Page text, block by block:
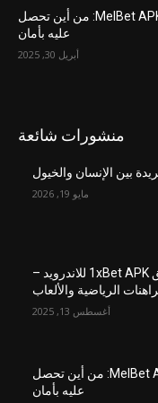
أحدث إصدار من MelBet APK: من أين تحصل
عليه بأمان
أبريل 30, 2025
منشورات شائعة
بين الإنسان والخيول
مايو 19, 2026
عنوان: تحميل تطبيق 1xBet APK للاندرويد –
الرياضية والألعاب
أغسطس 13, 2025
أحدث إصدار من MelBet APK: من أين تحصل
عليه بأمان